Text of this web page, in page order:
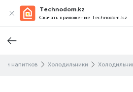
Technodom.kz
Скачать приложение Technodom.kz
и напитков Холодильники